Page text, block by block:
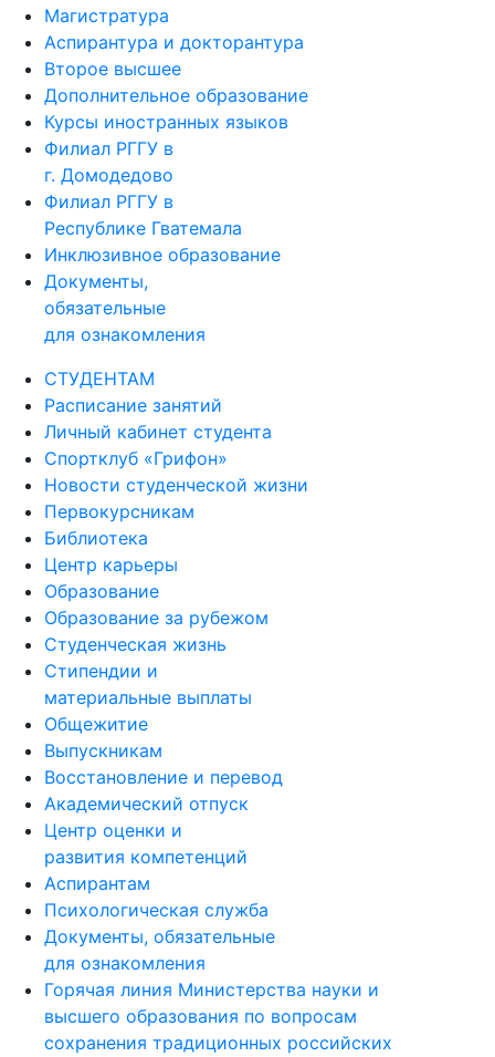
Магистратура
Аспирантура и докторантура
Второе высшее
Дополнительное образование
Курсы иностранных языков
Филиал РГГУ в
г. Домодедово
Филиал РГГУ в
Республике Гватемала
Инклюзивное образование
Документы,
обязательные
для ознакомления
СТУДЕНТАМ
Расписание занятий
Личный кабинет студента
Спортклуб «Грифон»
Новости студенческой жизни
Первокурсникам
Библиотека
Центр карьеры
Образование
Образование за рубежом
Студенческая жизнь
Стипендии и
материальные выплаты
Общежитие
Выпускникам
Восстановление и перевод
Академический отпуск
Центр оценки и
развития компетенций
Аспирантам
Психологическая служба
Документы, обязательные
для ознакомления
Горячая линия Министерства науки и
высшего образования по вопросам
сохранения традиционных российских